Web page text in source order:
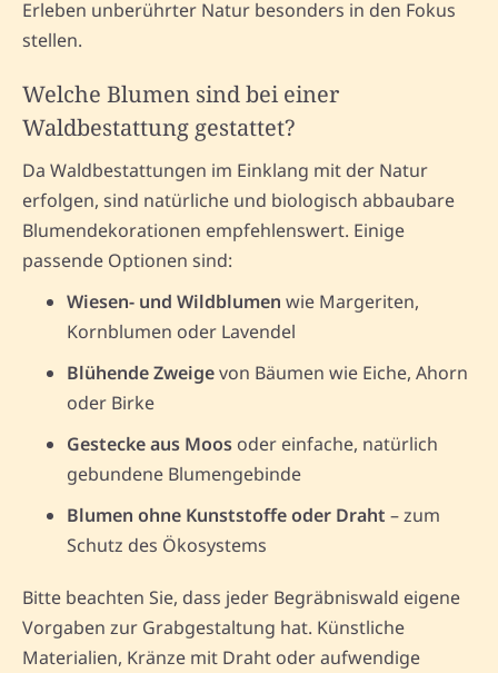
Erleben unberührter Natur besonders in den Fokus
stellen.
Welche Blumen sind bei einer
Waldbestattung gestattet?
Da Waldbestattungen im Einklang mit der Natur
erfolgen, sind natürliche und biologisch abbaubare
Blumendekorationen empfehlenswert. Einige
passende Optionen sind:
Wiesen- und Wildblumen wie Margeriten,
Kornblumen oder Lavendel
Blühende Zweigevon Bäumen wie Eiche, Ahorn
oder Birke
Gestecke aus Moos oder einfache, natürlich
gebundene Blumengebinde
Blumen ohne Kunststoffe oder Draht – zum
Schutz des Ökosystems
Bitte beachten Sie, dass jeder Begräbniswald eigene
Vorgaben zur Grabgestaltung hat. Künstliche
Materialien, Kränze mit Draht oder aufwendige